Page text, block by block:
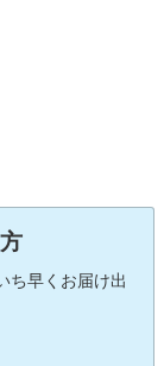
ち早くお届け出